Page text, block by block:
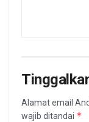
Alamat email
wajib ditandai *